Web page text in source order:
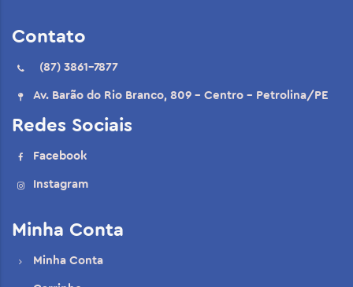
Contato
(87) 3861-7877
Av. Barão do Rio Branco, 809 - Centro - Petrolina/PE
Redes Sociais
Facebook
Instagram
Minha Conta
Minha Conta